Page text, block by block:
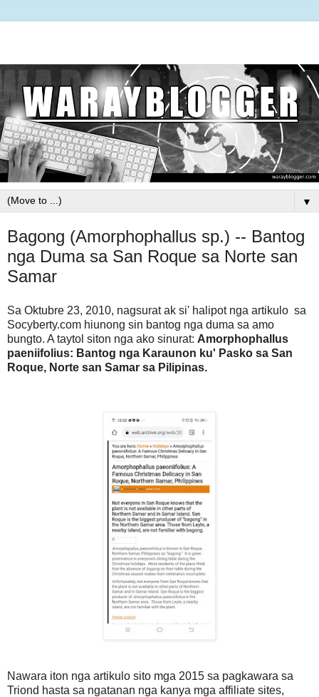
▼
Bagong (Amorphophallus sp.) -- Bantog
nga Duma sa San Roque sa Norte san
Samar
Sa Oktubre 23, 2010, nagsurat ak si' halipot nga artikulo sa
Socyberty.com hiunong sin bantog nga duma sa amo
bungto. A taytol siton nga ako sinurat: Amorphophallus
paeniifolius: Bantog nga Karaunon ku' Pasko sa San
Roque, Norte san Samar sa Pilipinas.
Nawara iton nga artikulo sito mga 2015 sa pagkawara sa
Triond hasta sa ngatanan nga kanya mga affiliate sites,